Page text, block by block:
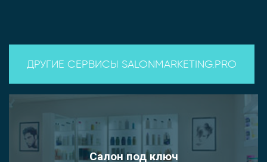
ДРУГИЕ СЕРВИСЫ SALONMARKETING.PRO
Салон под ключ